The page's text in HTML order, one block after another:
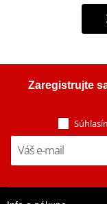
Zaregistrujte